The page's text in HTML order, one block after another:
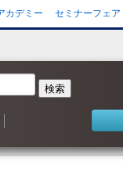
カデミー セミナーフェア
検索
ご購入について
3D の購入